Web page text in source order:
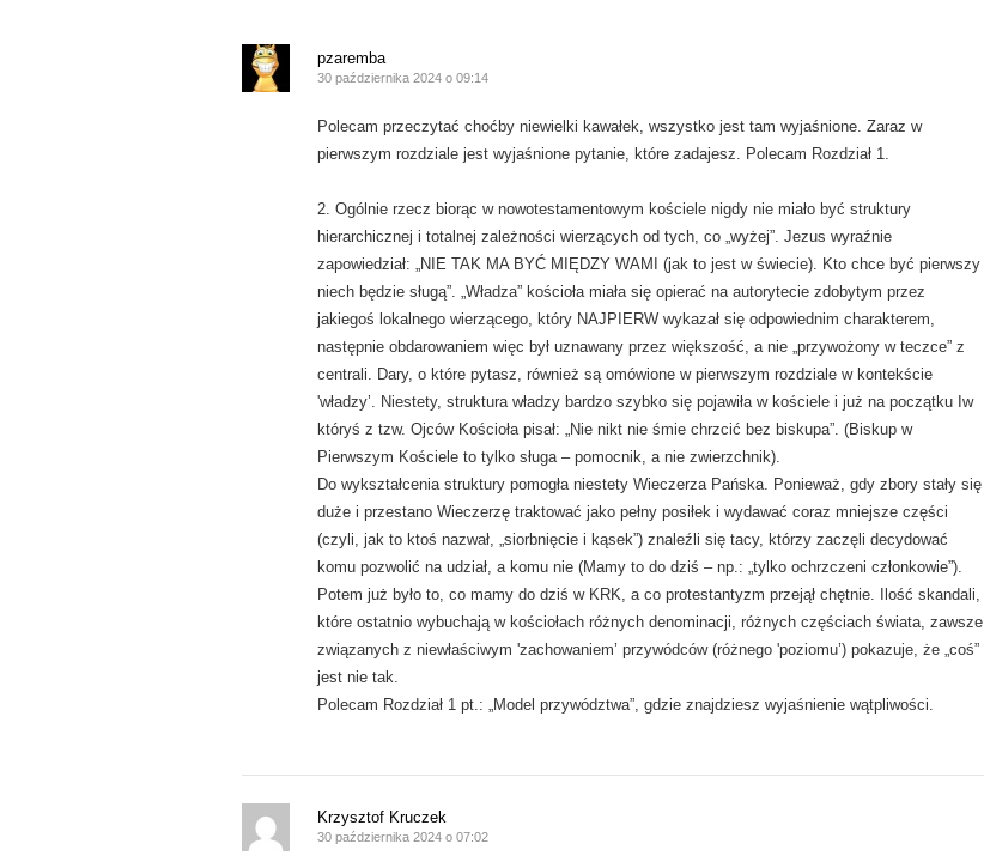
pzaremba
30 października 2024 o 09:14
Polecam przeczytać choćby niewielki kawałek, wszystko jest tam wyjaśnione. Zaraz w
pierwszym rozdziale jest wyjaśnione pytanie, które zadajesz. Polecam Rozdział 1.
2. Ogólnie rzecz biorąc w nowotestamentowym kościele nigdy nie miało być struktury
hierarchicznej i totalnej zależności wierzących od tych, co „wyżej”. Jezus wyraźnie
zapowiedział: „NIE TAK MA BYĆ MIĘDZY WAMI (jak to jest w świecie). Kto chce być pierwszy
niech będzie sługą”. „Władza” kościoła miała się opierać na autorytecie zdobytym przez
jakiegoś lokalnego wierzącego, który NAJPIERW wykazał się odpowiednim charakterem,
następnie obdarowaniem więc był uznawany przez większość, a nie „przywożony w teczce” z
centrali. Dary, o które pytasz, również są omówione w pierwszym rozdziale w kontekście
'władzy’. Niestety, struktura władzy bardzo szybko się pojawiła w kościele i już na początku Iw
któryś z tzw. Ojców Kościoła pisał: „Nie nikt nie śmie chrzcić bez biskupa”. (Biskup w
Pierwszym Kościele to tylko sługa – pomocnik, a nie zwierzchnik).
Do wykształcenia struktury pomogła niestety Wieczerza Pańska. Ponieważ, gdy zbory stały się
duże i przestano Wieczerzę traktować jako pełny posiłek i wydawać coraz mniejsze części
(czyli, jak to ktoś nazwał, „siorbnięcie i kąsek”) znaleźli się tacy, którzy zaczęli decydować
komu pozwolić na udział, a komu nie (Mamy to do dziś – np.: „tylko ochrzczeni członkowie”).
Potem już było to, co mamy do dziś w KRK, a co protestantyzm przejął chętnie. Ilość skandali,
które ostatnio wybuchają w kościołach różnych denominacji, różnych częściach świata, zawsze
związanych z niewłaściwym 'zachowaniem’ przywódców (różnego 'poziomu’) pokazuje, że „coś”
jest nie tak.
Polecam Rozdział 1 pt.: „Model przywództwa”, gdzie znajdziesz wyjaśnienie wątpliwości.
Krzysztof Kruczek
30 października 2024 o 07:02